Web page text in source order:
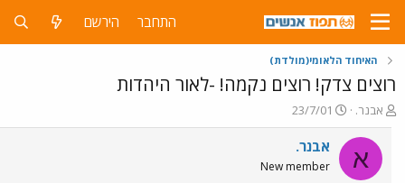
התחבר הירשם
האיחוד הלאומי(מולדת)
רוצים צדק! רוצים נקמה! -לאור היהדות
פ
ו
ת
ח
ה
אבנר.
פ
ו
ר
ם
23/7/01
א אבנר.
New member